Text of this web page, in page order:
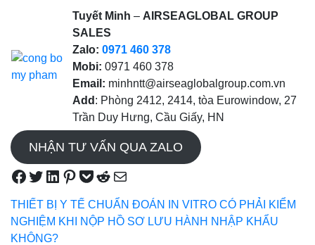
Tuyết Minh – AIRSEAGLOBAL GROUP
SALES
Zalo: 0971 460 378
Mobi: 0971 460 378
Email: minhntt@airseaglobalgroup.com.vn
Add : Phòng 2412, 2414, tòa Eurowindow, 27
Trần Duy Hưng, Cầu Giấy, HN
NHẬN TƯ VẤN QUA ZALO
Share on Facebook
Tweet on Twitter
Share on LinkedIn
Pin on Pinterest
Save to pocket
Share on Reddit
Share via Email
THIẾT BỊ Y TẾ CHUẨN ĐOÁN IN VITRO CÓ PHẢI KIỂM
NGHIỆM KHI NỘP HỒ SƠ LƯU HÀNH NHẬP KHẨU
KHÔNG?